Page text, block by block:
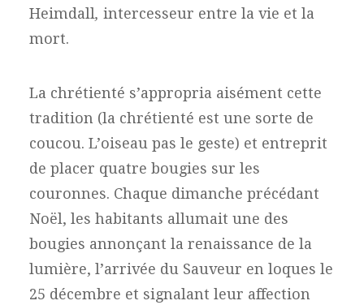
Heimdall, intercesseur entre la vie et la
mort.
La chrétienté s’appropria aisément cette
tradition (la chrétienté est une sorte de
coucou. L’oiseau pas le geste) et entreprit
de placer quatre bougies sur les
couronnes. Chaque dimanche précédant
Noël, les habitants allumait une des
bougies annonçant la renaissance de la
lumière, l’arrivée du Sauveur en loques le
25 décembre et signalant leur affection